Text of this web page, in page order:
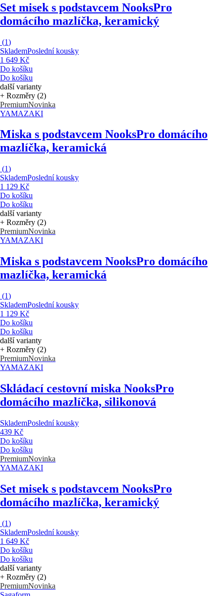
Set misek s podstavcem NooksPro
domácího mazlíčka, keramický
(1)
SklademPoslední kousky
1 649 Kč
Do košíku
Do košíku
další varianty
+ Rozměry (2)
PremiumNovinka
YAMAZAKI
Miska s podstavcem NooksPro domácího
mazlíčka, keramická
(1)
SklademPoslední kousky
1 129 Kč
Do košíku
Do košíku
další varianty
+ Rozměry (2)
PremiumNovinka
YAMAZAKI
Miska s podstavcem NooksPro domácího
mazlíčka, keramická
(1)
SklademPoslední kousky
1 129 Kč
Do košíku
Do košíku
další varianty
+ Rozměry (2)
PremiumNovinka
YAMAZAKI
Skládací cestovní miska NooksPro
domácího mazlíčka, silikonová
SklademPoslední kousky
439 Kč
Do košíku
Do košíku
PremiumNovinka
YAMAZAKI
Set misek s podstavcem NooksPro
domácího mazlíčka, keramický
(1)
SklademPoslední kousky
1 649 Kč
Do košíku
Do košíku
další varianty
+ Rozměry (2)
PremiumNovinka